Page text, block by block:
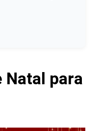
Natal para